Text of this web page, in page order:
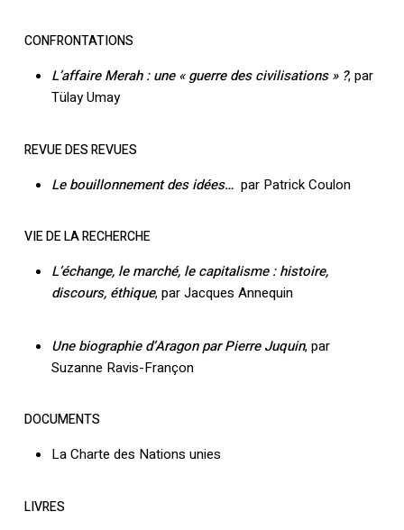
CONFRONTATIONS
L’affaire Merah : une « guerre des civilisations » ?, par
Tülay Umay
REVUE DES REVUES
Le bouillonnement des idées…par Patrick Coulon
VIE DE LA RECHERCHE
L’échange, le marché, le capitalisme : histoire,
discours, éthique, par Jacques Annequin
Une biographie d’Aragon par Pierre Juquin, par
Suzanne Ravis-Françon
DOCUMENTS
La Charte des Nations unies
LIVRES